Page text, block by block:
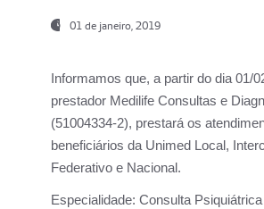
01 de janeiro, 2019
Informamos que, a partir do dia 01/
prestador Medilife Consultas e
(51004334-2), prestará os
beneficiários da Unimed Local,
Federativo e Nacional.
Especialidade: Consulta